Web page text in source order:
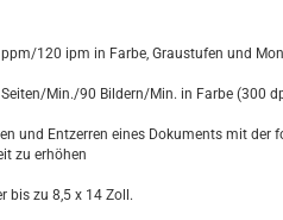
ppm/120 ipm in Farbe, Graustufen und
Min./90 Bildern/Min. in Farbe (300
und Entzerren eines Dokuments mit
zu erhöhen
bis zu 8,5 x 14 Zoll.